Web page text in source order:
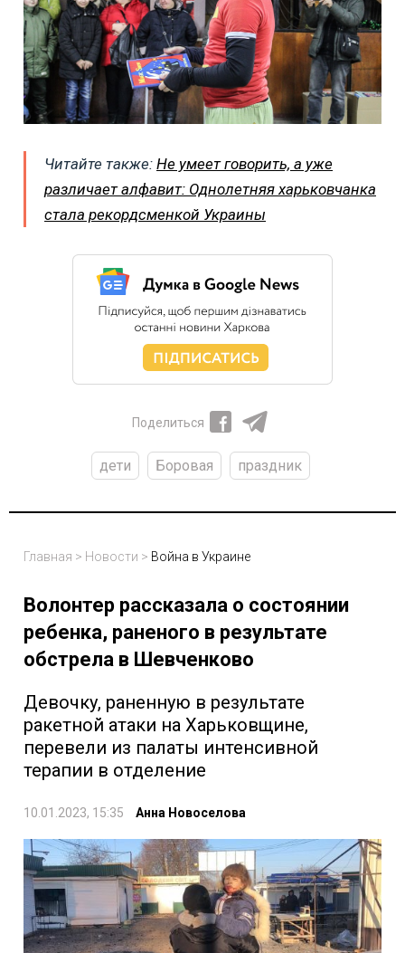
Читайте также: Не умеет говорить, а уже
различает алфавит: Однолетняя харьковчанка
стала рекордсменкой Украины
Поделиться
дети Боровая праздник
Главная > Новости > Война в Украине
Волонтер рассказала о состоянии
ребенка, раненого в результате
обстрела в Шевченково
Девочку, раненную в результате
ракетной атаки на Харьковщине,
перевели из палаты интенсивной
терапии в отделение
10.01.2023, 15:35 Анна Новоселова